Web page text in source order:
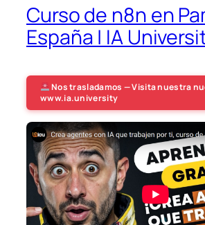
Curso de n8n en
España | IA
Nos trasladamos — Visita nuestra
www.ia.university